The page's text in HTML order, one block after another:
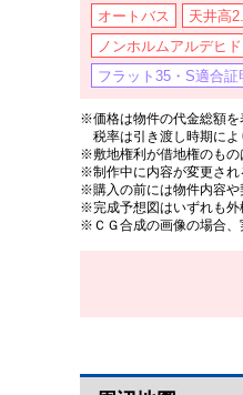
オートバス
天井高
ノンホルムアルデヒド
フラット35・S適合証
※価格は物件の代金総額を
税率は引き渡し時期に
※敷地権利が借地権のもの
※制作中に内容が変更され
※購入の前には物件内容や
※完成予想図はいずれも外
※ＣＧ合成の画像の場合、